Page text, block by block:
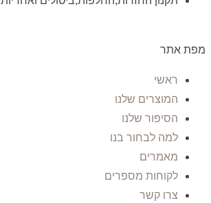
מפת אתר
ראשי
המוצרים שלנו
הסיפור שלנו
למה לבחור בנו
מאמרים
לקוחות מספרים
צרו קשר